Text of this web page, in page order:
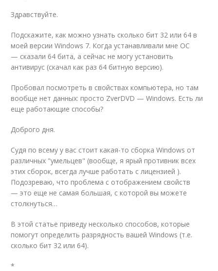
Здравствуйте.
Подскажите, как можно узнать сколько бит 32 или 64 в
моей версии Windows 7. Когда устанавливали мне ОС
— сказали 64 бита, а сейчас не могу установить
антивирус (скачал как раз 64 битную версию).
Пробовал посмотреть в свойствах компьютера, но там
вообще нет данных: просто ZverDVD — Windows. Есть ли
еще работающие способы?
Доброго дня.
Судя по всему у вас стоит какая-то сборка Windows от
различных "умельцев" (вообще, я ярый противник всех
этих сборок, всегда лучше работать с лицензией ).
Подозреваю, что проблема с отображением свойств
— это еще не самая большая, с которой вы можете
столкнуться…
В этой статье приведу несколько способов, которые
помогут определить разрядность вашей Windows (т.е.
сколько бит 32 или 64).
*